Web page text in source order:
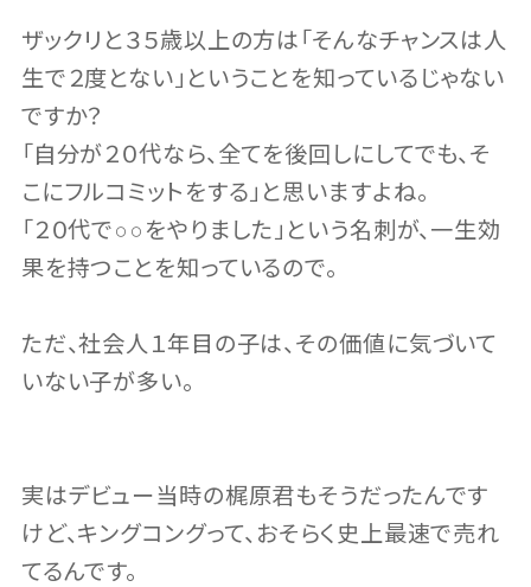
ザックリと３５歳以上の方は「そんなチャンスは人
生で２度とない」ということを知っているじゃない
ですか？
「自分が２０代なら、全てを後回しにしてでも、そ
こにフルコミットをする」と思いますよね。
「２０代で○○をやりました」という名刺が、一生効
果を持つことを知っているので。
ただ、社会人１年目の子は、その価値に気づいて
いない子が多い。
実はデビュー当時の梶原君もそうだったんです
けど、キングコングって、おそらく史上最速で売れ
てるんです。